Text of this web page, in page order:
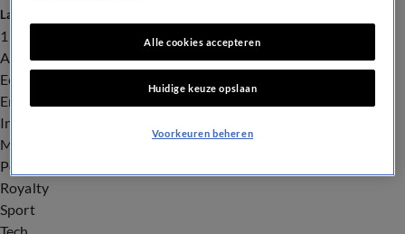
Laatste nieuws
112
Advies & Tips
Economie
Entertainment
Infrastructuur
Milieu en Gezondheid
Politiek
Royalty
Sport
Alle cookies accepteren
Huidige keuze opslaan
Voorkeuren beheren